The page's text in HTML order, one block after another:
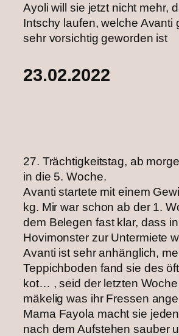
Ayoli will sie jetzt nicht mehr,
Intschy laufen, welche Avanti
sehr vorsichtig geworden ist
23.02.2022
27. Trächtigkeitstag, ab
in die 5. Woche. ‌
Avanti startete mit einem
kg. Mir war schon ab der 1.
dem Belegen fast klar, dass
Hovimonster zur Untermiete
Avanti ist sehr anhänglich,
Teppichboden fand sie des
kot… , seid der letzten
mäkelig was ihr Fressen
Mama Fayola macht sie
nach dem Aufstehen sauber